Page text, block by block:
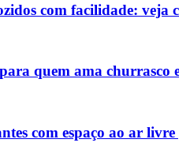
com facilidade: veja
quem ama churrasco
com espaço ao ar